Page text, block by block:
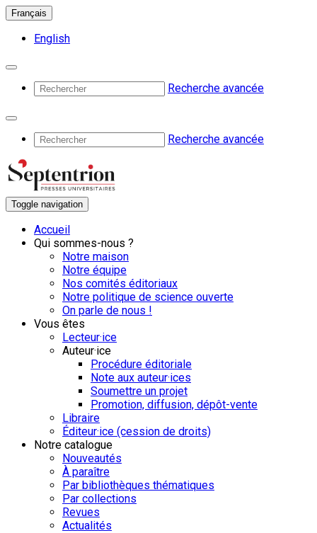
Français
English
Recherche avancée
Recherche avancée
Toggle navigation
Accueil
Qui sommes-nous ?
Notre maison
Notre équipe
Nos comités éditoriaux
Notre politique de science ouverte
On parle de nous !
Vous êtes
Lecteur·ice
Auteur·ice
Procédure éditoriale
Note aux auteur·ices
Soumettre un projet
Promotion, diffusion, dépôt-vente
Libraire
Éditeur·ice (cession de droits)
Notre catalogue
Nouveautés
À paraître
Par bibliothèques thématiques
Par collections
Revues
Actualités